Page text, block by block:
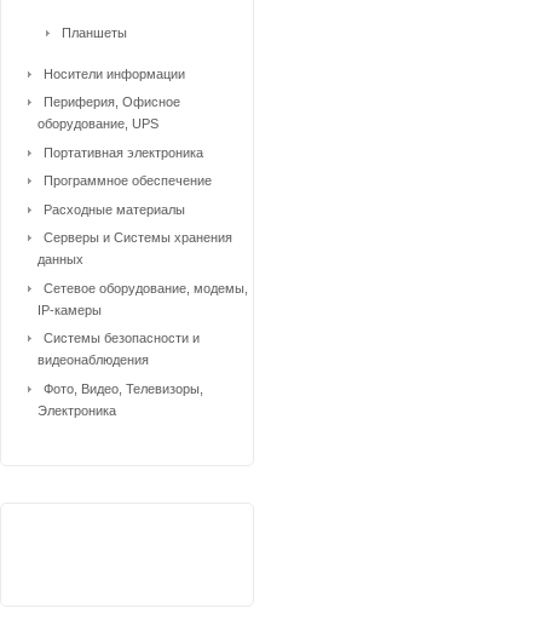
Планшеты
Носители информации
Периферия, Офисное
оборудование, UPS
Портативная электроника
Программное обеспечение
Расходные материалы
Серверы и Системы хранения
данных
Сетевое оборудование, модемы,
IP-камеры
Системы безопасности и
видеонаблюдения
Фото, Видео, Телевизоры,
Электроника